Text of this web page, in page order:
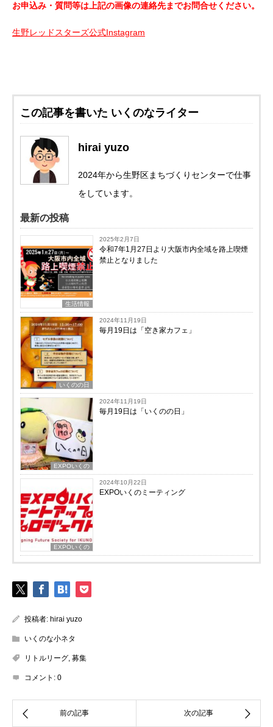
お申込み・質問等は上記の画像の連絡先までお問合せください。
生野レッドスターズ公式Instagram
この記事を書いた いくのなライター
hirai yuzo
2024年から生野区まちづくりセンターで仕事
をしています。
最新の投稿
生活情報
2025年2月7日
令和7年1月27日より大阪市内全域を路上喫煙
禁止となりました
いくのの日
2024年11月19日
毎月19日は「空き家カフェ」
EXPOいくの
2024年11月19日
毎月19日は「いくのの日」
EXPOいくの
2024年10月22日
EXPOいくのミーティング
投稿者: hirai yuzo
いくのな小ネタ
リトルリーグ, 募集
コメント: 0